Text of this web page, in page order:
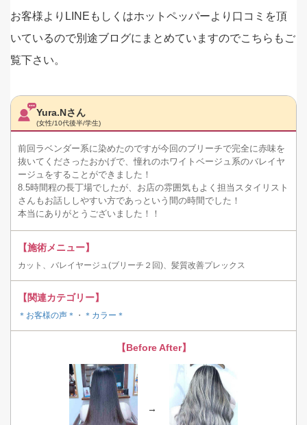
お客様よりLINEもしくはホットペッパーより口コミを頂
いているので別途ブログにまとめていますのでこちらもご
覧下さい。
Yura.Nさん
(女性/10代後半/学生)
前回ラベンダー系に染めたのですが今回のブリーチで完全に赤味を
抜いてくださったおかげで、憧れのホワイトベージュ系のバレイヤ
ージュをすることができました！
8.5時間程の長丁場でしたが、お店の雰囲気もよく担当スタイリスト
さんもお話ししやすい方であっという間の時間でした！
本当にありがとうございました！！
【施術メニュー】
カット、バレイヤージュ(ブリーチ２回)、髪質改善プレックス
【関連カテゴリー】
＊お客様の声＊ ・ ＊カラー＊
【Before After】
→